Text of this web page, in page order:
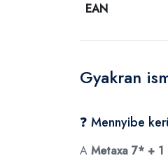
EAN
Gyakran
❓ Mennyibe
A Metaxa 7* + 1